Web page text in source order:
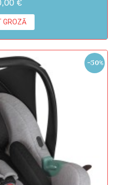
€
GROZĀ
-50%